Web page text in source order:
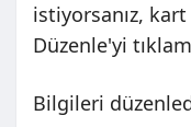
istiyorsanız,
Düzenle'yi
Bilgileri